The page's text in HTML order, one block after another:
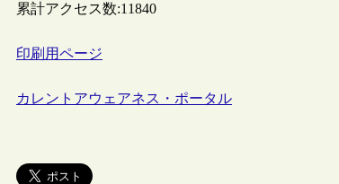
累計アクセス数:11840
印刷用ページ
カレントアウェアネス・ポータル